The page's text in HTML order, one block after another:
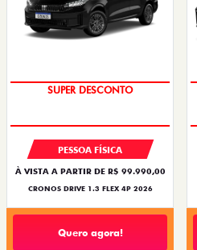
SUPER DESCONTO
PESSOA FÍSICA
À VISTA A PARTIR DE R$ 99.990,00
CRONOS DRIVE 1.3 FLEX 4P 2026
Quero agora!